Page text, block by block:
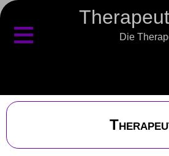
Die
≡